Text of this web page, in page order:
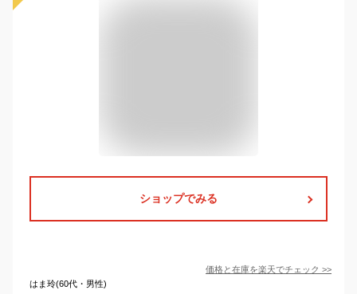
ショップでみる
価格と在庫を楽天でチェック >>
はま玲(60代・男性)